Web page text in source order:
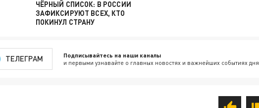
ЧЁРНЫЙ СПИСОК: В РОССИИ
ЗАФИКСИРУЮТ ВСЕХ, КТО
ПОКИНУЛ СТРАНУ
ТЕЛЕГРАМ Подписывайтесь на наши каналы
и первыми узнавайте о главных новостях и важнейших событиях дня.